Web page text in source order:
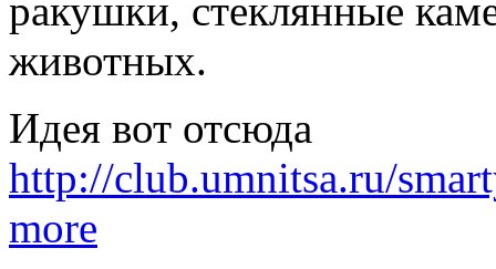
ракушки, стеклянные
животных.
Идея вот отсюда
http://club.umnitsa.ru/
more